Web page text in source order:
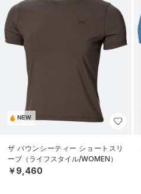
NEW
ザ バウンシーティー ショートスリ
ーブ（ライフスタイル/WOMEN）
￥9,460